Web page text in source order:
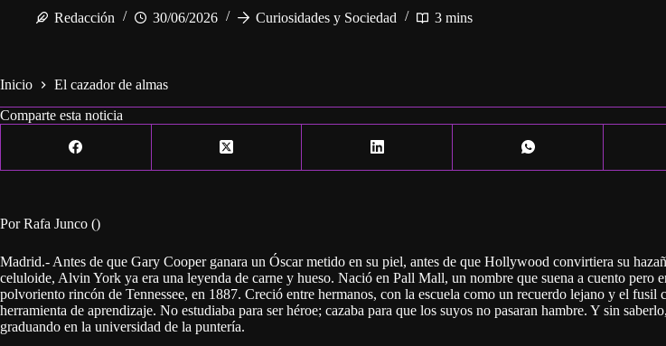
Redacción 30/06/2026 Curiosidades y Sociedad 3 mins
Inicio
El cazador de almas
Comparte esta noticia
Por Rafa Junco ()
Madrid.- Antes de que Gary Cooper ganara un Óscar metido en su piel, antes de que Hollywood convirtiera su
celuloide, Alvin York ya era una leyenda de carne y hueso. Nació en Pall Mall, un nombre que suena a cuento pero
polvoriento rincón de Tennessee, en 1887. Creció entre hermanos, con la escuela como un recuerdo lejano y el fusil
herramienta de aprendizaje. No estudiaba para ser héroe; cazaba para que los suyos no pasaran hambre. Y sin
graduando en la universidad de la puntería.